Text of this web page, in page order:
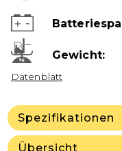
Gewicht
Datenblatt
Spezifikationen
Übersicht